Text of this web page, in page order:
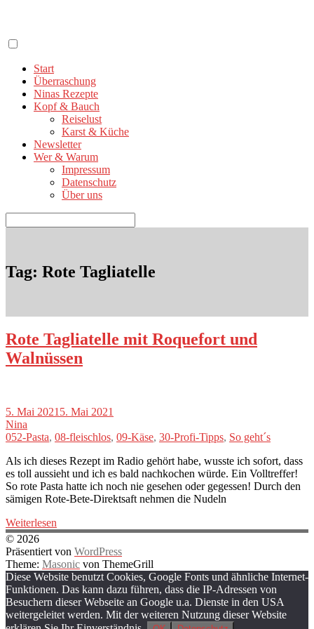
springen
Start
Überraschung
Ninas Rezepte
Kopf & Bauch
Reiselust
Karst & Küche
Newsletter
Wer & Warum
Impressum
Datenschutz
Über uns
nach:
Tag: Rote Tagliatelle
Rote Tagliatelle mit Roquefort und
Walnüssen
5. Mai 2021 5. Mai 2021
Nina
052-Pasta, 08-fleischlos, 09-Käse, 30-Profi-Tipps, So geht´s
Als ich dieses Rezept im Radio gehört habe, wusste ich sofort, dass
es toll aussieht und ich es bald nachkochen würde. Ein Volltreffer!
So rote Pasta hatte ich noch nie gesehen oder gegessen! Durch den
sämigen Rote-Bete-Direktsaft nehmen die Nudeln
Weiterlesen
© 2026
Präsentiert von WordPress
Theme: Masonic von ThemeGrill
Diese Website benutzt Cookies, Google Fonts und ähnliche Internet-
Funktionen. Das kann dazu führen, dass die IP-Adressen von
Besuchern dieser Webseite an Google u.a. Dienste in den USA
weitergeleitet werden. Mit der weiteren Nutzung dieser Website